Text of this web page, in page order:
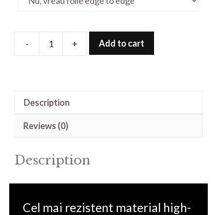
-
Folie
+ Add to cart
Description
Reviews (0)
Description
Cel mai rezistent material high-